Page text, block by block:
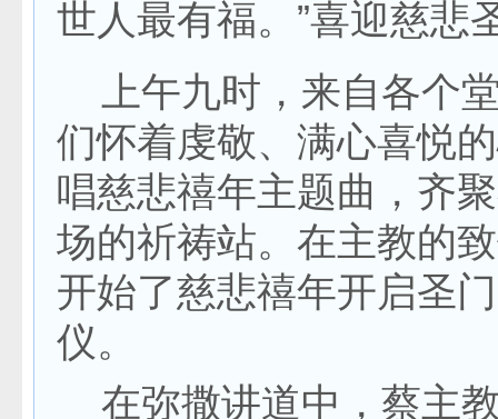
世人最有福。”喜迎慈悲
上午九时，来自各个
们怀着虔敬、满心喜悦
唱慈悲禧年主题曲，齐
场的祈祷站。在主教的
开始了慈悲禧年开启圣
仪。
在弥撒讲道中，蔡主